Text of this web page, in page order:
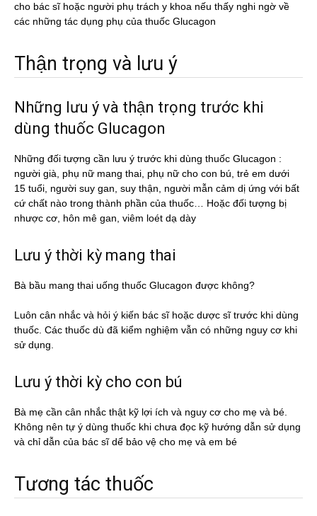
cho bác sĩ hoặc người phụ trách y khoa nếu thấy nghi ngờ về
các những tác dụng phụ của thuốc Glucagon
Thận trọng và lưu ý
Những lưu ý và thận trọng trước khi
dùng thuốc Glucagon
Những đối tượng cần lưu ý trước khi dùng thuốc Glucagon :
người già, phụ nữ mang thai, phụ nữ cho con bú, trẻ em dưới
15 tuổi, người suy gan, suy thận, người mẫn cảm dị ứng với bất
cứ chất nào trong thành phần của thuốc… Hoặc đối tượng bị
nhược cơ, hôn mê gan, viêm loét dạ dày
Lưu ý thời kỳ mang thai
Bà bầu mang thai uống thuốc Glucagon được không?
Luôn cân nhắc và hỏi ý kiến bác sĩ hoặc dược sĩ trước khi dùng
thuốc. Các thuốc dù đã kiểm nghiệm vẫn có những nguy cơ khi
sử dụng.
Lưu ý thời kỳ cho con bú
Bà mẹ cần cân nhắc thật kỹ lợi ích và nguy cơ cho mẹ và bé.
Không nên tự ý dùng thuốc khi chưa đọc kỹ hướng dẫn sử dụng
và chỉ dẫn của bác sĩ dể bảo vệ cho mẹ và em bé
Tương tác thuốc